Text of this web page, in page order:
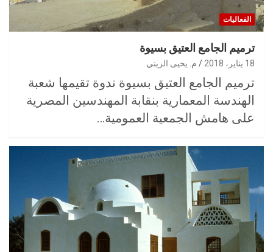
الفعاليات
ترميم الجامع العتيق بسيوة
18 يناير، 2018 م. يحيى الزيني
ترميم الجامع العتيق بسيوة ندوة تقيمها شعبة
الهندسة المعمارية بنقابة المهندسين المصرية
على هامش الجمعية العمومية…